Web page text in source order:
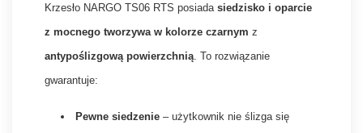
Krzesło NARGO TS06 RTS posiada siedzisko i oparcie
z mocnego tworzywa w kolorze czarnym z
antypoślizgową powierzchnią . To rozwiązanie
gwarantuje:
Pewne siedzenie – użytkownik nie ślizga się